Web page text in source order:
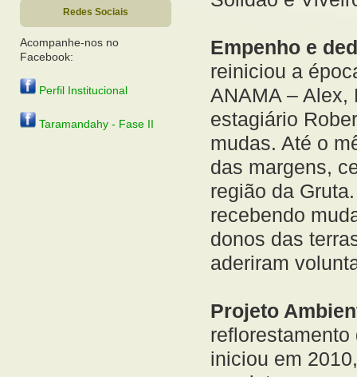
Redes Sociais
Acompanhe-nos no
Facebook:
Perfil Institucional
Taramandahy - Fase II
Empenho e
reiniciou a
ANAMA – Alex,
estagiário
mudas. Até o
das margens,
região da
recebendo
donos das
aderiram
Projeto
iniciou em